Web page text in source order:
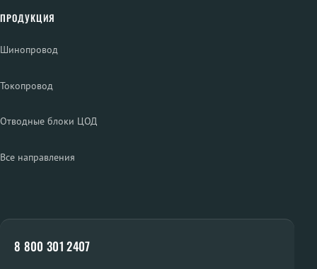
ПРОДУКЦИЯ
Шинопровод
Токопровод
Отводные блоки ЦОД
Все направления
8 800 301 2407